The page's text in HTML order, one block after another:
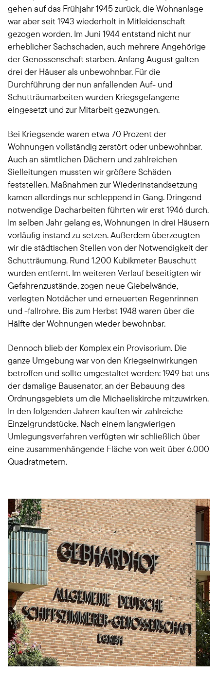
gehen auf das Frühjahr 1945 zurück, die Wohnanlage
war aber seit 1943 wiederholt in Mitleidenschaft
gezogen worden. Im Juni 1944 entstand nicht nur
erheblicher Sachschaden, auch mehrere Angehörige
der Genossenschaft starben. Anfang August galten
drei der Häuser als unbewohnbar. Für die
Durchführung der nun anfallenden Auf- und
Schutträumarbeiten wurden Kriegsgefangene
eingesetzt und zur Mitarbeit gezwungen.
Bei Kriegsende waren etwa 70 Prozent der
Wohnungen vollständig zerstört oder unbewohnbar.
Auch an sämtlichen Dächern und zahlreichen
Sielleitungen mussten wir größere Schäden
feststellen. Maßnahmen zur Wiederinstandsetzung
kamen allerdings nur schleppend in Gang. Dringend
notwendige Dacharbeiten führten wir erst 1946 durch.
Im selben Jahr gelang es, Wohnungen in drei Häusern
vorläufig instand zu setzen. Außerdem überzeugten
wir die städtischen Stellen von der Notwendigkeit der
Schutträumung. Rund 1.200 Kubikmeter Bauschutt
wurden entfernt. Im weiteren Verlauf beseitigten wir
Gefahrenzustände, zogen neue Giebelwände,
verlegten Notdächer und erneuerten Regenrinnen
und -fallrohre. Bis zum Herbst 1948 waren über die
Hälfte der Wohnungen wieder bewohnbar.
Dennoch blieb der Komplex ein Provisorium. Die
ganze Umgebung war von den Kriegseinwirkungen
betroffen und sollte umgestaltet werden: 1949 bat uns
der damalige Bausenator, an der Bebauung des
Ordnungsgebiets um die Michaeliskirche mitzuwirken.
In den folgenden Jahren kauften wir zahlreiche
Einzelgrundstücke. Nach einem langwierigen
Umlegungsverfahren verfügten wir schließlich über
eine zusammenhängende Fläche von weit über 6.000
Quadratmetern.